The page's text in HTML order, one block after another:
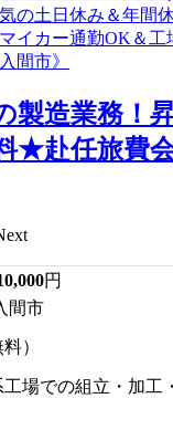
製造業務！
★赴任旅費
円
間市
）
工場での組立・加工